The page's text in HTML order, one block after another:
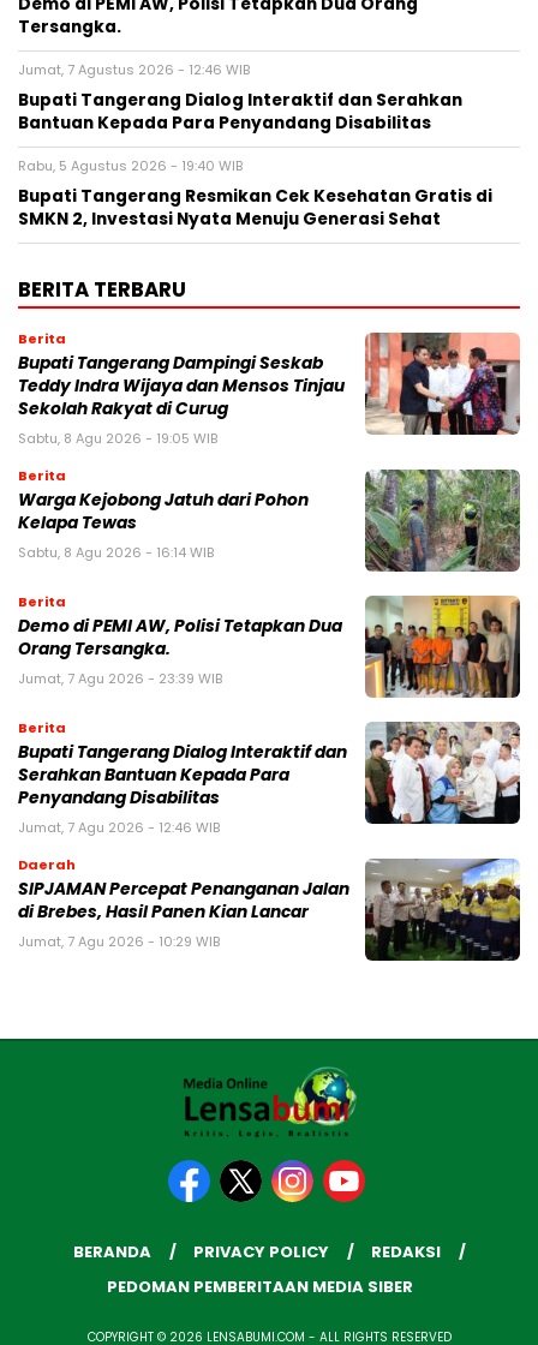
Tersangka.
Jumat, 7 Agustus 2026 - 12:46 WIB
Bupati Tangerang Dialog Interaktif dan Serahkan
Bantuan Kepada Para Penyandang Disabilitas
Rabu, 5 Agustus 2026 - 19:40 WIB
‎Bupati Tangerang Resmikan Cek Kesehatan Gratis di
SMKN 2, Investasi Nyata Menuju Generasi Sehat
BERITA TERBARU
Berita
Bupati Tangerang Dampingi Seskab
Teddy Indra Wijaya dan Mensos Tinjau
Sekolah Rakyat di Curug
Sabtu, 8 Agu 2026 - 19:05 WIB
Berita
Warga Kejobong Jatuh dari Pohon
Kelapa Tewas
Sabtu, 8 Agu 2026 - 16:14 WIB
Berita
Demo di PEMI AW, Polisi Tetapkan Dua
Orang Tersangka.
Jumat, 7 Agu 2026 - 23:39 WIB
Berita
Bupati Tangerang Dialog Interaktif dan
Serahkan Bantuan Kepada Para
Penyandang Disabilitas
Jumat, 7 Agu 2026 - 12:46 WIB
Daerah
SIPJAMAN Percepat Penanganan Jalan
di Brebes, Hasil Panen Kian Lancar
Jumat, 7 Agu 2026 - 10:29 WIB
BERANDA PRIVACY POLICY
REDAKSI
PEDOMAN PEMBERITAAN MEDIA SIBER
COPYRIGHT © 2026 LENSABUMI.COM - ALL RIGHTS RESERVED